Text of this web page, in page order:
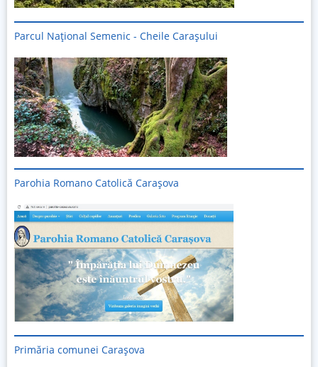
Parcul Național Semenic - Cheile Carașului
Imagine
Parohia Romano Catolică Carașova
Primăria comunei Carașova